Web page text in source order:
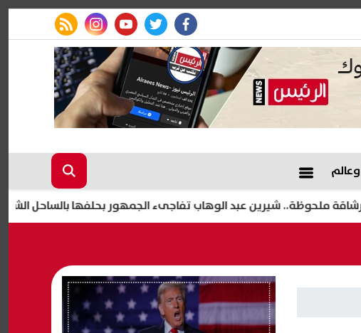
facebook
twitter
youtube
instagram
rss feed
شيرين عبد الوهاب تفاجىء الجمهور بحلفها بالساحل الشمالي